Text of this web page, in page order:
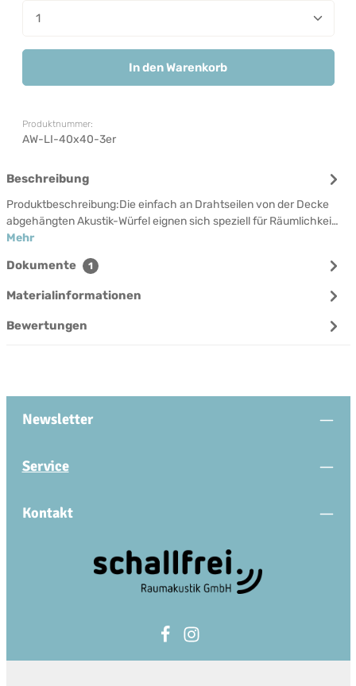
Produkt Anzahl: Gib den gewünschten Wert ein
In den Warenkorb
Produktnummer:
AW-LI-40x40-3er
Beschreibung
Produktbeschreibung:Die einfach an Drahtseilen von der Decke
abgehängten Akustik-Würfel eignen sich speziell für Räumlichkei…
Mehr
Dokumente 1
Materialinformationen
Bewertungen
Newsletter
Service
Kontakt